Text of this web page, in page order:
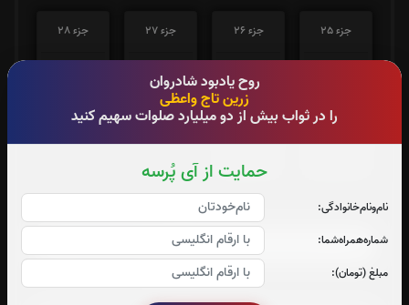
روح یادبود شادروان
زرین تاج واعظی
را در ثواب بیش از دو میلیارد صلوات سهیم کنید
حمایت از آی پُرسه
نام‌و‌نام‌خانوادگی:
شماره‌همراه‌شما:
مبلغ (تومان):
جزء 25
0بار
جزء 26
0بار
جزء 27
0بار
جزء 28
0بار
جزء 29
بار
صوت جزء شماره 1
صوت جزء شماره 2